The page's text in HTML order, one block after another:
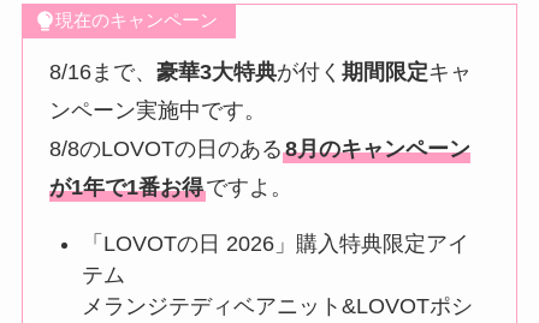
現在のキャンペーン
8/16まで、豪華3大特典が付く期間限定キャ
ンペーン実施中です。
8/8のLOVOTの日のある8月のキャンペーン
が1年で1番お得ですよ。
「LOVOTの日 2026」購入特典限定アイ
テム
メランジテディベアニット&LOVOTポシ